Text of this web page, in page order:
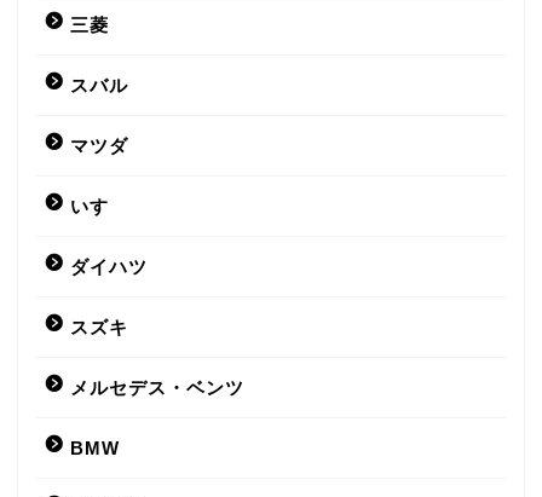
三菱
スバル
マツダ
いすゞ
ダイハツ
スズキ
メルセデス・ベンツ
BMW